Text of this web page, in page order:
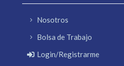
Nosotros
Bolsa de Trabajo
Login/Registrarme